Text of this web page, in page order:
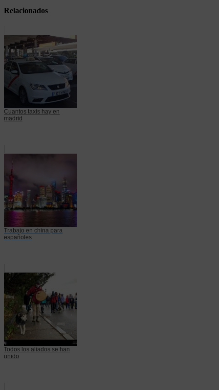
Relacionados
Cuantos taxis hay en
madrid
Trabajo en china para
españoles
Todos los aliados se han
unido